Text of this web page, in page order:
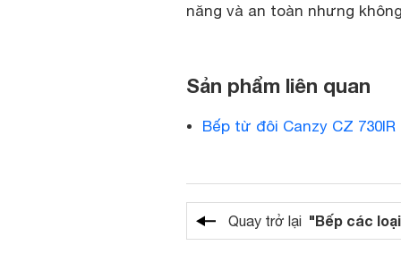
năng và an toàn nhưng
Sản phẩm liên quan
Bếp từ đôi Canzy CZ 730IR
Quay trở lại "Bếp các